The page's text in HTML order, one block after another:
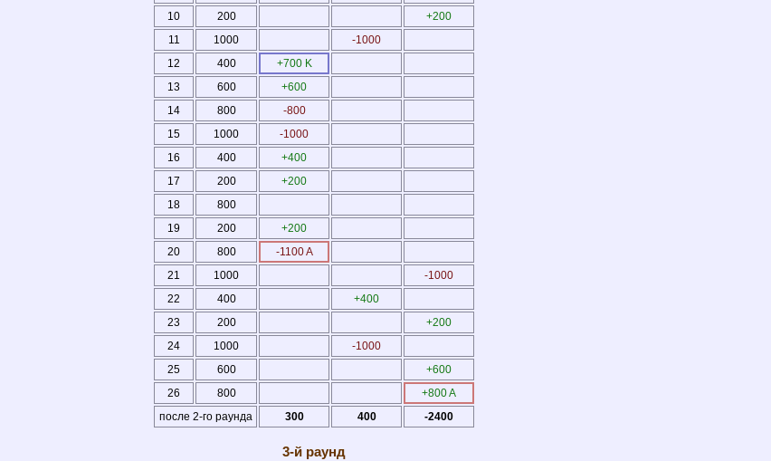
10
200
+200
11
1000
-1000
12
400
+700 K
13
600
+600
14
800
-800
15
1000
-1000
16
400
+400
17
200
+200
18
800
19
200
+200
20
800
-1100 A
21
1000
-1000
22
400
+400
23
200
+200
24
1000
-1000
25
600
+600
26
800
+800 A
после 2-го раунда
300 400 -2400
3-й раунд